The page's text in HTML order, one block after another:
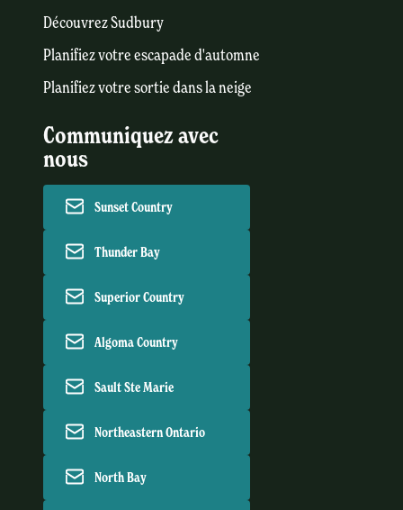
Découvrez Sudbury
Planifiez votre escapade d'automne
Planifiez votre sortie dans la neige
Communiquez avec
nous
Sunset Country
Thunder Bay
Superior Country
Algoma Country
Sault Ste Marie
Northeastern Ontario
North Bay